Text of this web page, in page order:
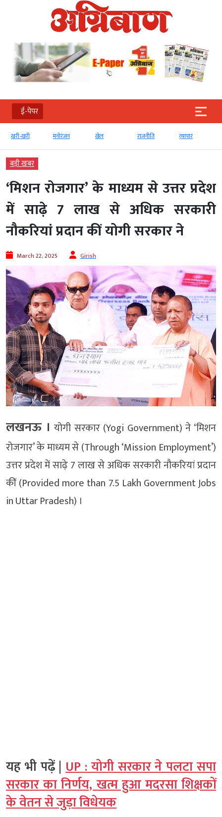
ई-पेपर
खरी-खरी मनोरंजन खेल राजनीति व्‍यापार
बड़ी खबर
‘मिशन रोजगार’ के माध्यम से उत्तर प्रदेश
में साढ़े 7 लाख से अधिक सरकारी
नौकरियां प्रदान कीं योगी सरकार ने
March 22, 2025 Girish
लखनऊ । योगी सरकार (Yogi Government) ने ‘मिशन
रोजगार’ के माध्यम से (Through ‘Mission Employment’)
उत्तर प्रदेश में साढ़े 7 लाख से अधिक सरकारी नौकरियां प्रदान
कीं (Provided more than 7.5 Lakh Government Jobs
in Uttar Pradesh) ।
यह भी पढ़ें |UP : योगी सरकार ने पलटा सपा
सरकार का निर्णय, खत्म हुआ मदरसा शिक्षकों
के वेतन से जुड़ा विधेयक